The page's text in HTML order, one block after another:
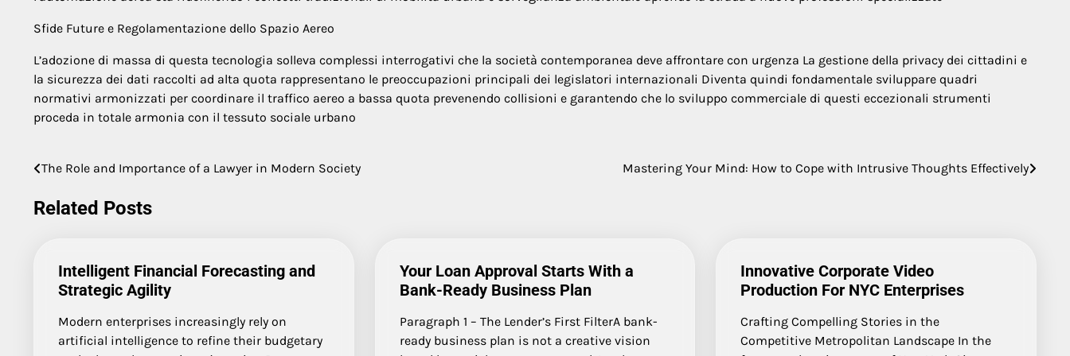
Sfide Future e Regolamentazione dello Spazio Aereo
L’adozione di massa di questa tecnologia solleva complessi interrogativi che la società contemporanea deve affrontare con urgenza La gestione della privacy dei cittadini e
la sicurezza dei dati raccolti ad alta quota rappresentano le preoccupazioni principali dei legislatori internazionali Diventa quindi fondamentale sviluppare quadri
normativi armonizzati per coordinare il traffico aereo a bassa quota prevenendo collisioni e garantendo che lo sviluppo commerciale di questi eccezionali strumenti
proceda in totale armonia con il tessuto sociale urbano
Post
navigation
The Role and Importance of a Lawyer in Modern Society Mastering Your Mind: How to Cope with Intrusive Thoughts Effectively
Related Posts
Intelligent Financial Forecasting and
Strategic Agility
Modern enterprises increasingly rely on
artificial intelligence to refine their budgetary
Your Loan Approval Starts With a
Bank-Ready Business Plan
Paragraph 1 – The Lender’s First FilterA bank-
ready business plan is not a creative vision
Innovative Corporate Video
Production For NYC Enterprises
Crafting Compelling Stories in the
Competitive Metropolitan Landscape In the